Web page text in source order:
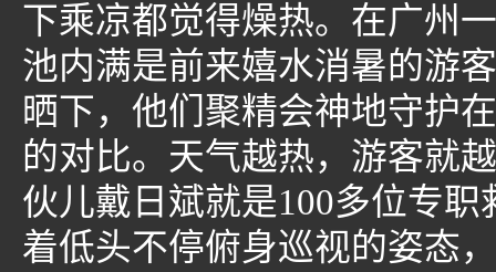
下乘凉都觉得燥热。在广州
池内满是前来嬉水消暑的游
晒下，他们聚精会神地守护
的对比。天气越热，游客就
伙儿戴日斌就是100多位专
着低头不停俯身巡视的姿态